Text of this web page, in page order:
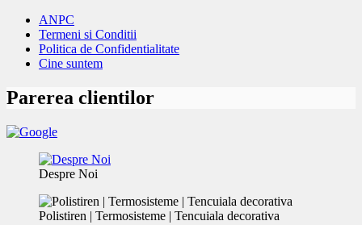
ANPC
Termeni si Conditii
Politica de Confidentialitate
Cine suntem
Parerea clientilor
Despre Noi
Polistiren | Termosisteme | Tencuiala decorativa